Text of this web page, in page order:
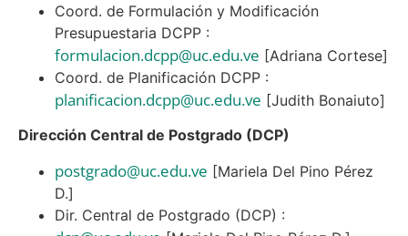
Coord. de Formulación y Modificación
Presupuestaria DCPP :
formulacion.dcpp@uc.edu.ve [Adriana Cortese]
Coord. de Planificación DCPP :
planificacion.dcpp@uc.edu.ve [Judith Bonaiuto]
Dirección Central de Postgrado (DCP)
postgrado@uc.edu.ve [Mariela Del Pino Pérez
D.]
Dir. Central de Postgrado (DCP) :